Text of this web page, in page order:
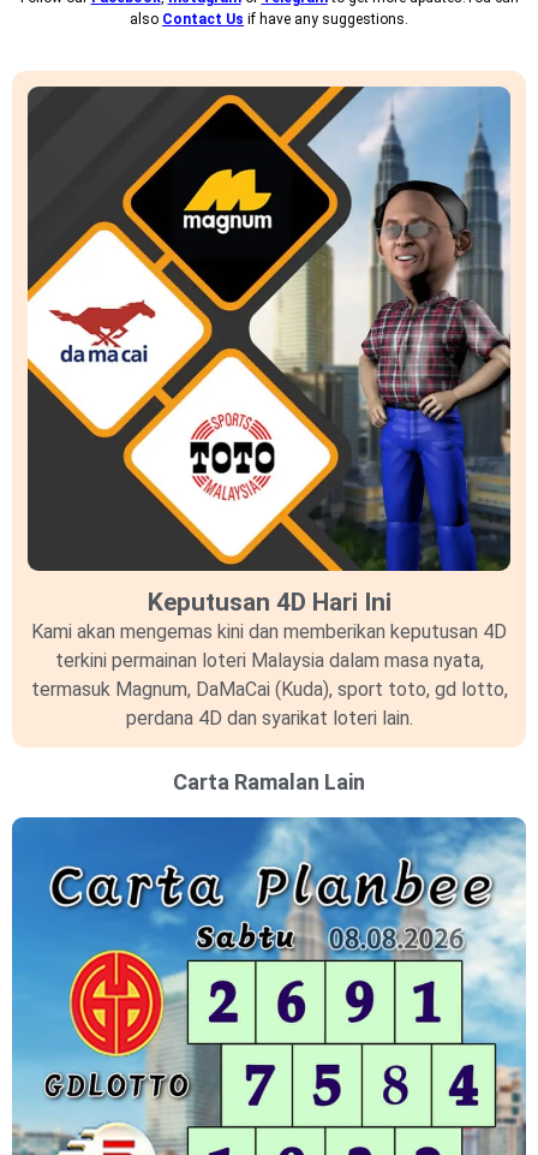
also Contact Us if have any suggestions.
Keputusan 4D Hari Ini
Kami akan mengemas kini dan memberikan keputusan 4D
terkini permainan loteri Malaysia dalam masa nyata,
termasuk Magnum, DaMaCai (Kuda), sport toto, gd lotto,
perdana 4D dan syarikat loteri lain.
Carta Ramalan Lain